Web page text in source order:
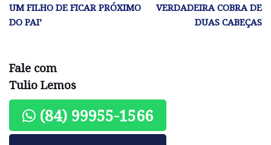
UM FILHO DE FICAR PRÓXIMO
DO PAI’
VERDADEIRA COBRA DE
DUAS CABEÇAS
Fale com
Tulio Lemos
(84) 99955-1566